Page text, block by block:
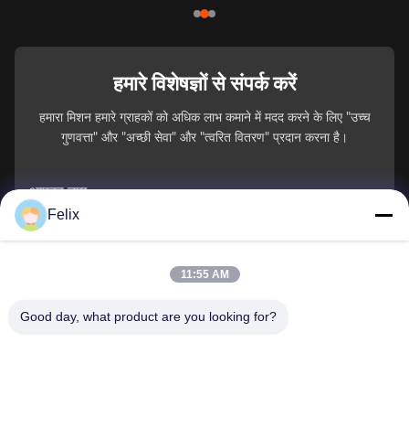
हमारे विशेषज्ञों से संपर्क करें
हमारा मिशन हमारे ग्राहकों को अधिक लाभ कमाने में मदद करने के लिए "उच्च
गुणवत्ता" और "अच्छी सेवा" और "त्वरित वितरण" प्रदान करना है।
आपका नाम
Felix
11:55 AM
Good day, what product are you looking for?